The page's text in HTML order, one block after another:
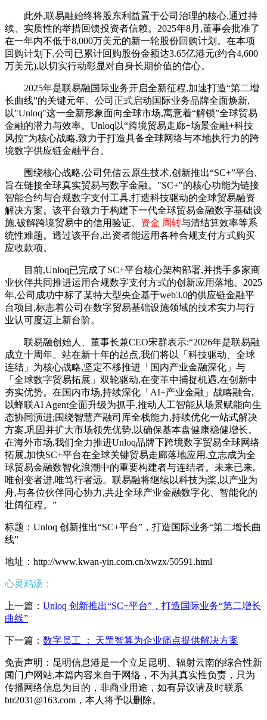
此外,联易融始终将股东利益置于公司治理的核心,通过持
续、实质性的举措回馈投资者信赖。2025年8月,董事会批准了
在一年内不低于8,000万美元的新一轮股份回购计划。在本项
回购计划下,公司已累计回购股份金额达3.65亿港元(约合4,600
万美元),以切实行动彰显对自身长期价值的信心。
2025年是联易融国际业务开启全新征程,加速打造“第二增
长曲线”的关键元年。公司正式启动国际业务品牌全面焕新,
以"Unloq"这一全新形象面向全球市场,寓意着“解锁”全球贸易
金融的潜力与效率。Unloq以“跨境贸易走廊+场景金融+科技
风控”为核心战略,致力于打造具备全球网络与本地执行力的跨
境数字供应链金融平台。
围绕核心战略,公司凭借云原生技术,创新推出“SC+”平台,
旨在链接全球真实贸易与数字金融。"SC+"的核心功能为链接
智能合约与合规数字支付工具,打造科技驱动的全球贸易融资
解决方案。该平台致力于构建下一代全球贸易金融数字基础设
施,破解跨境贸易中的信用验证、 资金 周转与清结算效率等系
统性难题。透过该平台,出资者能运用各种合规支付方式购买
应收款项。
目前,Unloq已完成了SC+平台核心架构部署,并携手多家商
业伙伴共同推进运用合规数字支付方式的创新应用落地。2025
年,公司成功中标了某特大型央企基于web3.0的供应链金融平
台项目,标志着公司在数字贸易基础设施领域的技术实力与行
业认可度迈上新台阶。
联易融创始人、董事长兼CEO宋群表示:“2026年是联易融
成立十周年。站在新十年的起点,我们将以「科技驱动、全球
连结」为核心战略,坚定不移推进「国内产业金融深化」与
「全球数字贸易拓展」双轮驱动,在变革中捕捉机遇,在创新中
夯实优势。在国内市场,持续深化「AI+产业金融」战略融合,
以蜂联AI Agent全面升级为抓手,推动人工智能从场景赋能向生
态协同演进;围绕智慧产融司库全栈能力,持续优化一站式解决
方案,巩固并扩大市场领先优势,以确保基本盘健康稳健增长。
在海外市场,我们全力推进Unloq品牌下跨境数字贸易全球网络
拓展,加快SC+平台在全球关键贸易走廊落地应用,立志成为全
球贸易金融数智化浪潮中的重要构建者与连结者。未来已来,
唯创变者进,唯笃行者远。联易融将继续以科技为桨,以产业为
舟,与各位伙伴同心协力,共赴全球产业金融数字化、智能化的
壮阔征程。”
标题：Unloq 创新推出“SC+平台”，打造国际业务“第二增长曲
线”
地址：http://www.kwan-yin.com.cn/xwzx/50591.html
心灵鸡汤：
上一篇： Unloq 创新推出“SC+平台”，打造国际业务“第二增长
曲线”
下一篇： 数字员工 ： 天罡智算为企业痛点提供解决方案
免责声明：昆明信息港是一个立足昆明、辐射云南的综合性新
闻门户网站,本篇内容来自于网络，不为其真实性负责，只为
传播网络信息为目的，非商业用途，如有异议请及时联系
btr2031@163.com，本人将予以删除。